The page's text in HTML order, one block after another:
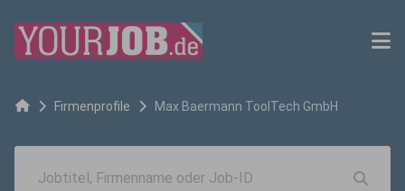
Firmenprofile Max Baermann ToolTech GmbH